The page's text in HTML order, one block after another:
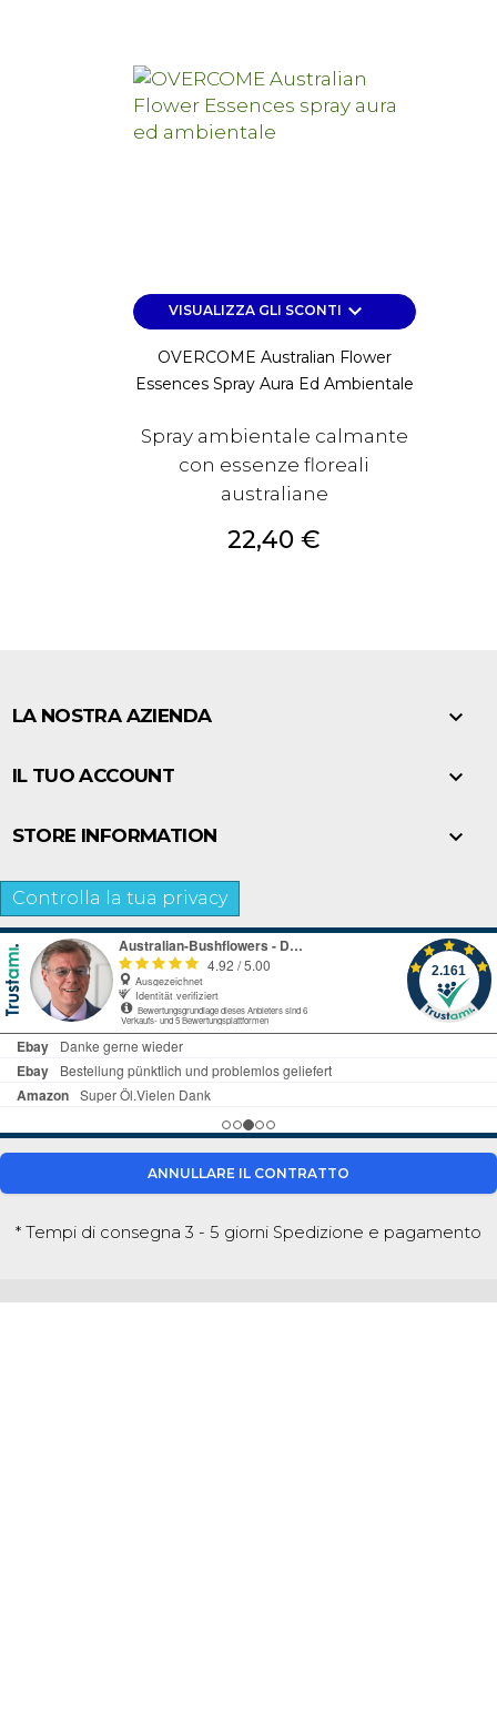
VISUALIZZA GLI SCONTI keyboard_arrow_down
OVERCOME Australian Flower
Essences Spray Aura Ed Ambientale
Spray ambientale calmante
con essenze floreali
australiane
Prezzo
22,40 €
LA NOSTRA AZIENDA 
IL TUO ACCOUNT 
STORE INFORMATION 
Controlla la tua privacy
ANNULLARE IL CONTRATTO
* Tempi di consegna 3 - 5 giorni Spedizione e pagamento